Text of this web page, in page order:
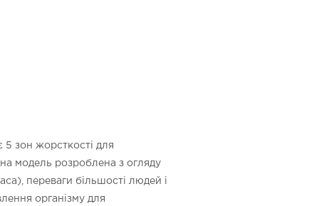
5 зон жорсткості для
модель розроблена з огляду
переваги більшості людей і
організму для